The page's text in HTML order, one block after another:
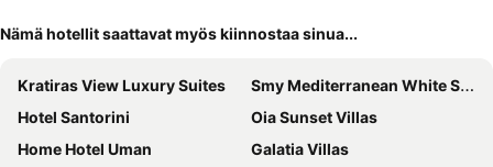
Nämä hotellit saattavat myös kiinnostaa sinua...
Kratiras View Luxury Suites
Smy Mediterranean White Santorini
Hotel Santorini
Oia Sunset Villas
Home Hotel Uman
Galatia Villas